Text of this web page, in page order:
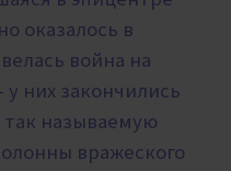
оказалось в
война на
них закончились
называемую
вражеского